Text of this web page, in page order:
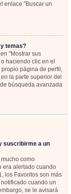
enlace "Buscar un
temas?
"Mostrar sus
haciendo clic en el
página de perfil,
la parte superior del
búsqueda avanzada
suscribirme a un
como
era alertado cuando
los Favoritos son más
cuando un
se le avisará